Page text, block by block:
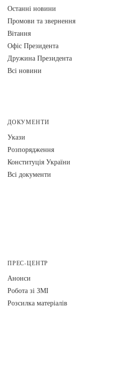
Останні новини
Промови та звернення
Вiтання
Офіс Президента
Дружина Президента
Всі новини
ДОКУМЕНТИ
Укази
Розпорядження
Конституція України
Всі документи
ПРЕС-ЦЕНТР
Анонси
Робота зі ЗМІ
Розсилка матеріалів